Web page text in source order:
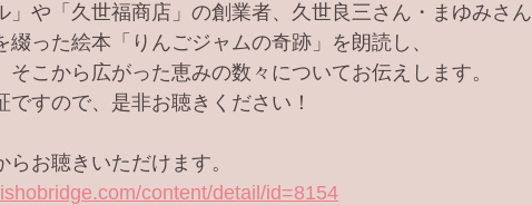
」や「久世福商店」の創業者、久世良三さん・まゆみさん
綴った絵本「りんごジャムの奇跡」を朗読し、
そこから広がった恵みの数々についてお伝えします。
ですので、是非お聴きください！
らお聴きいただけます。
content/detail/id=8154